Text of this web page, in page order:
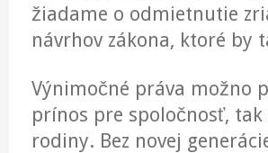
žiadame o odmietnutie
návrhov zákona, ktoré by
Výnimočné práva možno
prínos pre spoločnosť,
rodiny. Bez novej